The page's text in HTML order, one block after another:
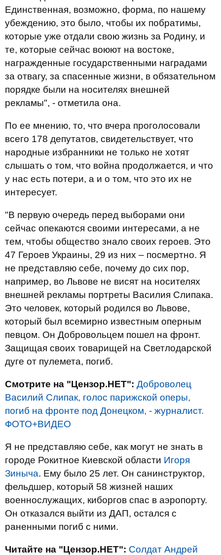
Единственная, возможно, форма, по нашему
убеждению, это было, чтобы их побратимы,
которые уже отдали свою жизнь за Родину, и
те, которые сейчас воюют на востоке,
награжденные государственными наградами
за отвагу, за спасенные жизни, в обязательном
порядке были на носителях внешней
рекламы", - отметила она.
По ее мнению, то, что вчера проголосовали
всего 178 депутатов, свидетельствует, что
народные избранники не только не хотят
слышать о том, что война продолжается, и что
у нас есть потери, а и о том, что это их не
интересует.
"В первую очередь перед выборами они
сейчас опекаются своими интересами, а не
тем, чтобы общество знало своих героев. Это
47 Героев Украины, 29 из них – посмертно. Я
не представляю себе, почему до сих пор,
например, во Львове не висят на носителях
внешней рекламы портреты Василия Слипака.
Это человек, который родился во Львове,
который был всемирно известным оперным
певцом. Он Добровольцем пошел на фронт.
Защищая своих товарищей на Светлодарской
дуге от пулемета, погиб.
Смотрите на "Цензор.НЕТ": Доброволец
Василий Слипак, голос парижской оперы,
погиб на фронте под Донецком, - журналист.
ФОТО+ВИДЕО
Я не представляю себе, как могут не знать в
городе Рокитное Киевской области Игоря
Зиныча. Ему было 25 лет. Он санинструктор,
фельдшер, который 58 жизней наших
военнослужащих, киборгов спас в аэропорту.
Он отказался выйти из ДАП, остался с
раненными погиб с ними.
Читайте на "Цензор.НЕТ": Солдат Андрей